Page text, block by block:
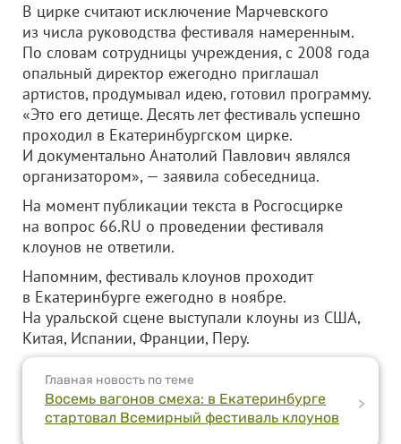
В цирке считают исключение Марчевского
из числа руководства фестиваля намеренным.
По словам сотрудницы учреждения, с 2008 года
опальный директор ежегодно приглашал
артистов, продумывал идею, готовил программу.
«Это его детище. Десять лет фестиваль успешно
проходил в Екатеринбургском цирке.
И документально Анатолий Павлович являлся
организатором», — заявила собеседница.
На момент публикации текста в Росгосцирке
на вопрос 66.RU о проведении фестиваля
клоунов не ответили.
Напомним, фестиваль клоунов проходит
в Екатеринбурге ежегодно в ноябре.
На уральской сцене выступали клоуны из США,
Китая, Испании, Франции, Перу.
Главная новость по теме
Восемь вагонов смеха: в Екатеринбурге
стартовал Всемирный фестиваль клоунов
>